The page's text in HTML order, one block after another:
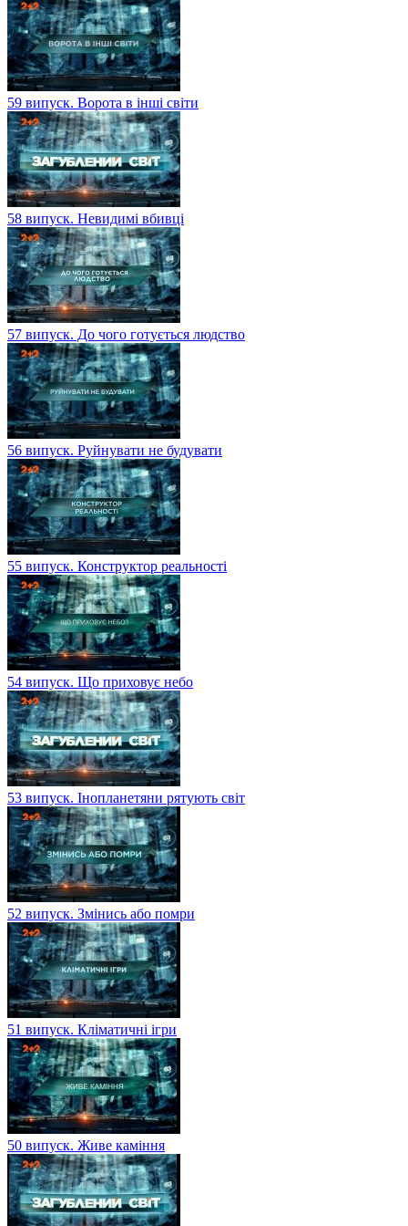
59 випуск. Ворота в інші світи
58 випуск. Невидимі вбивці
57 випуск. До чого готується людство
56 випуск. Руйнувати не будувати
55 випуск. Конструктор реальності
54 випуск. Що приховує небо
53 випуск. Інопланетяни рятують світ
52 випуск. Змінись або помри
51 випуск. Кліматичні ігри
50 випуск. Живе каміння